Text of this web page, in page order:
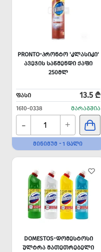
PRONTO-ᲞᲠᲝᲜᲢᲝ 'ᲙᲚᲐᲡᲘᲙᲘ'
ᲐᲕᲔᲯᲘᲡ ᲡᲐᲬᲛᲔᲜᲓᲘ ᲥᲐᲤᲘ
250ᲛᲚ
ᲤᲐᲡᲘ 13.5 ₾
1610-0338 ᲛᲐᲠᲐᲒᲨᲘᲐ
- +
ᲛᲘᲜᲘᲛᲣᲛ - 1 ᲪᲐᲚᲘ
DOMESTOS-ᲓᲝᲛᲔᲡᲢᲝᲡᲘ
ᲣᲚᲢᲠᲐ ᲛᲐᲗᲔᲗᲠᲔᲑᲔᲚᲘ